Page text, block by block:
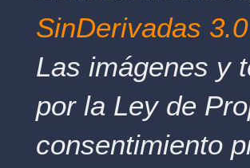
SinDerivadas
Las imágenes y
por la Ley de
consentimiento